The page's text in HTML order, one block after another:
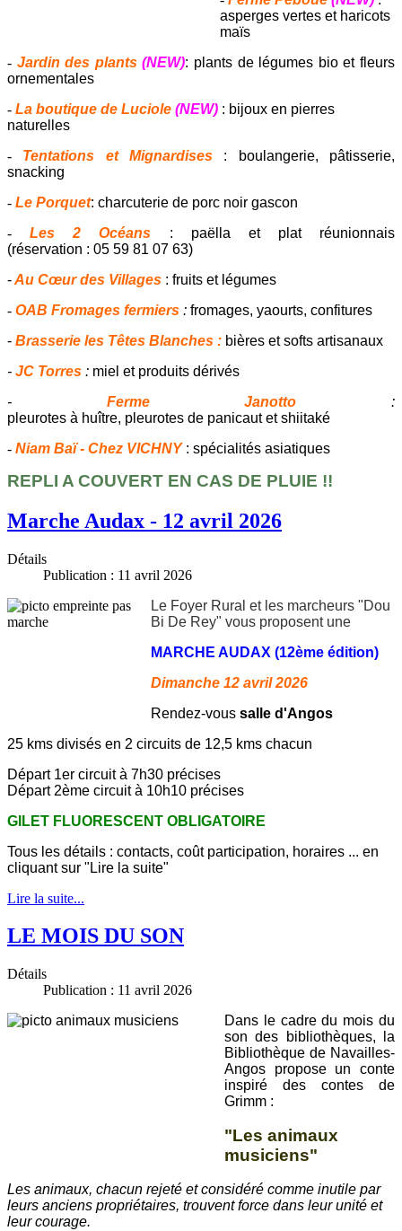
asperges vertes et haricots
maïs
- Jardin des plants(NEW): plants de légumes bio et fleurs
ornementales
- La boutique de Luciole (NEW) : bijoux en pierres
naturelles
- Tentations et Mignardises
: boulangerie, pâtisserie,
snacking
- Le Porquet: charcuterie de porc noir gascon
-Les 2 Océans
: paëlla et plat réunionnais
(réservation : 05 59 81 07 63)
-Au Cœur des Villages : fruits et légumes
- OAB Fromages fermiers : fromages, yaourts, confitures
- Brasserie les Têtes Blanches : bières et softs artisanaux
- JC Torres : miel et produits dérivés
- Ferme Janotto:
pleurotes à huître, pleurotes de panicaut et shiitaké
- Niam Baï - Chez VICHNY : spécialités asiatiques
REPLI A COUVERT EN CAS DE PLUIE !!
Marche Audax - 12 avril 2026
Détails
Publication : 11 avril 2026
Le Foyer Rural et les marcheurs "Dou
Bi De Rey" vous proposent une
MARCHE AUDAX (12ème édition)
Dimanche 12 avril 2026
Rendez-vous salle d'Angos
25 kms divisés en 2 circuits de 12,5 kms chacun
Départ 1er circuit à 7h30 précises
Départ 2ème circuit à 10h10 précises
GILET FLUORESCENT OBLIGATOIRE
Tous les détails : contacts, coût participation, horaires ... en
cliquant sur "Lire la suite"
Lire la suite...
LE MOIS DU SON
Détails
Publication : 11 avril 2026
Dans le cadre du mois du
son des bibliothèques, la
Bibliothèque de Navailles-
Angos propose un conte
inspiré des contes de
Grimm :
"Les animaux
musiciens"
Les animaux, chacun rejeté et considéré comme inutile par
leurs anciens propriétaires, trouvent force dans leur unité et
leur courage.